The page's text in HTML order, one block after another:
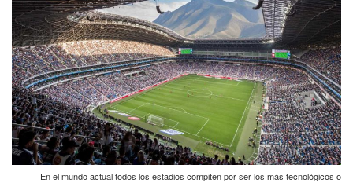
En el mundo actual todos los estadios compiten por ser los más tecnológicos o